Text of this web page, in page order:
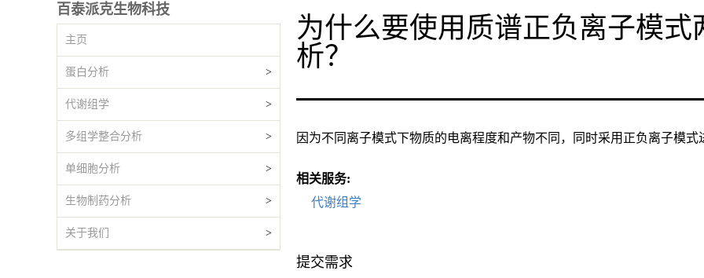
百泰派克生物科技
主页
蛋白分析 >
代谢组学 >
多组学整合分析 >
单细胞分析 >
生物制药分析 >
关于我们 >
为什么要使用质谱正负离子模
析？
因为不同离子模式下物质的电离程度和产物不同，同时采用正负离子模
相关服务:
代谢组学
提交需求